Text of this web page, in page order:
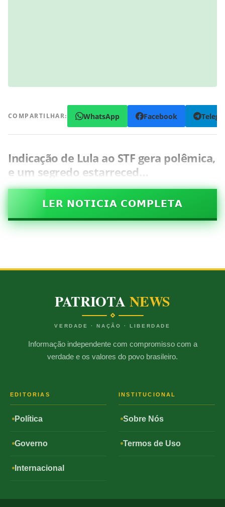
COMPARTILHAR: WhatsApp Facebook
Indicação de Lula ao STF gera polêmica,
e um segredo estarreced…
𝗟𝗘𝗥 𝗡𝗢𝗧𝗜𝗖𝗜𝗔 𝗖𝗢𝗠𝗣𝗟𝗘𝗧𝗔
PATRIOTANEWS
VERDADE · NAÇÃO · LIBERDADE
Informação independente com compromisso com a
verdade e os valores do povo brasileiro.
EDITORIAS
Política
Governo
Internacional
INSTITUCIONAL
Sobre Nós
Termos de Uso